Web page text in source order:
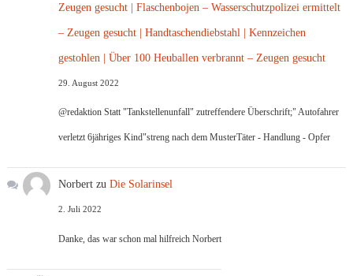
Zeugen gesucht | Flaschenbojen – Wasserschutzpolizei ermittelt
– Zeugen gesucht | Handtaschendiebstahl | Kennzeichen
gestohlen | Über 100 Heuballen verbrannt – Zeugen gesucht
29. August 2022
@redaktion Statt "Tankstellenunfall" zutreffendere Überschrift;" Autofahrer
verletzt 6jähriges Kind"streng nach dem MusterTäter - Handlung - Opfer
Norbert zuDie Solarinsel
2. Juli 2022
Danke, das war schon mal hilfreich Norbert